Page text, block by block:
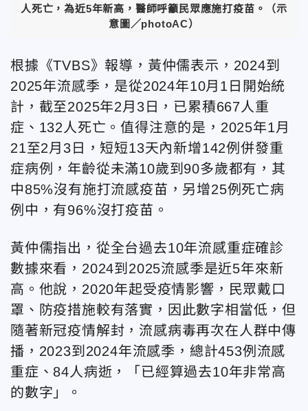
人死亡，為近5年新高，醫師呼籲民眾應施打疫苗。（示
意圖／photoAC）
根據《TVBS》報導，黃仲儒表示，2024到
2025年流感季，是從2024年10月1日開始統
計，截至2025年2月3日，已累積667人重
症、132人死亡。值得注意的是，2025年1月
21至2月3日，短短13天內新增142例併發重
症病例，年齡從未滿10歲到90多歲都有，其
中85%沒有施打流感疫苗，另增25例死亡病
例中，有96%沒打疫苗。
黃仲儒指出，從全台過去10年流感重症確診
數據來看，2024到2025流感季是近5年來新
高。他說，2020年起受疫情影響，民眾戴口
罩、防疫措施較有落實，因此數字相當低，但
隨著新冠疫情解封，流感病毒再次在人群中傳
播，2023到2024年流感季，總計453例流感
重症、84人病逝，「已經算過去10年非常高
的數字」。